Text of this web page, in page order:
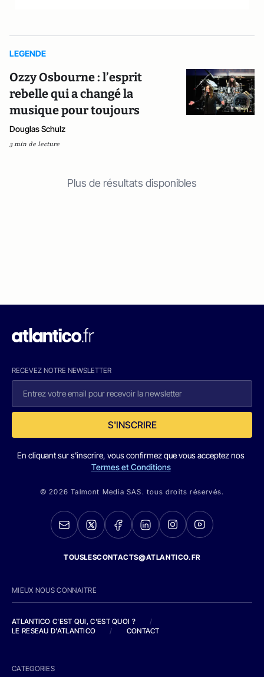
LEGENDE
Ozzy Osbourne : l’esprit
rebelle qui a changé la
musique pour toujours
Douglas Schulz
3 min de lecture
Plus de résultats disponibles
RECEVEZ NOTRE NEWSLETTER
S'INSCRIRE
En cliquant sur s'inscrire, vous confirmez que vous acceptez nos
Termes et Conditions
© 2026 Talmont Media SAS. tous droits réservés.
TOUSLESCONTACTS@ATLANTICO.FR
MIEUX NOUS CONNAITRE
ATLANTICO C'EST QUI, C'EST QUOI ?
/
LE RESEAU D'ATLANTICO
/ CONTACT
CATEGORIES